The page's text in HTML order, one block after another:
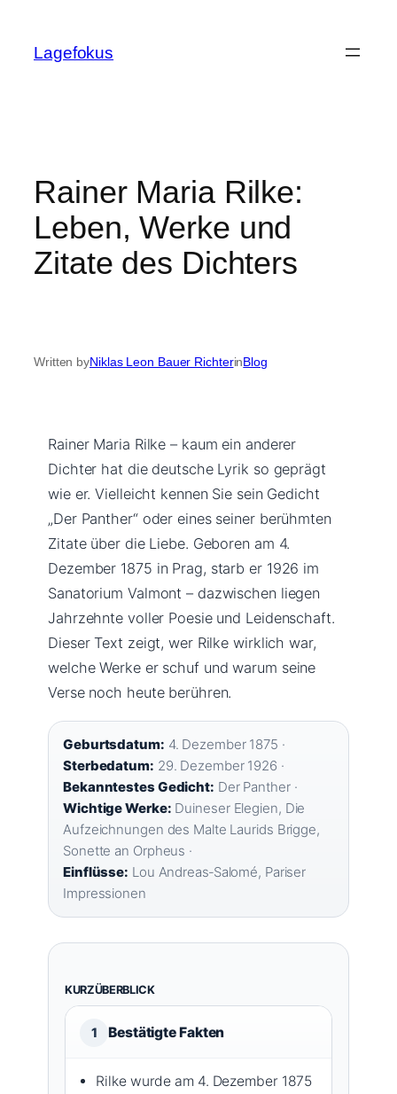
content
Lagefokus
Rainer Maria Rilke:
Leben, Werke und
Zitate des Dichters
Written byNiklas Leon Bauer RichterinBlog
Rainer Maria Rilke – kaum ein anderer
Dichter hat die deutsche Lyrik so geprägt
wie er. Vielleicht kennen Sie sein Gedicht
„Der Panther“ oder eines seiner berühmten
Zitate über die Liebe. Geboren am 4.
Dezember 1875 in Prag, starb er 1926 im
Sanatorium Valmont – dazwischen liegen
Jahrzehnte voller Poesie und Leidenschaft.
Dieser Text zeigt, wer Rilke wirklich war,
welche Werke er schuf und warum seine
Verse noch heute berühren.
Geburtsdatum: 4. Dezember 1875 ·
Sterbedatum: 29. Dezember 1926 ·
Bekanntestes Gedicht: Der Panther ·
Wichtige Werke: Duineser Elegien, Die
Aufzeichnungen des Malte Laurids Brigge,
Sonette an Orpheus ·
Einflüsse: Lou Andreas‑Salomé, Pariser
Impressionen
KURZÜBERBLICK
1 Bestätigte Fakten
Rilke wurde am 4. Dezember 1875